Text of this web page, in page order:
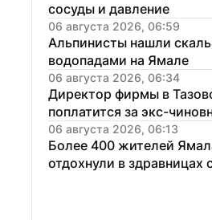
сосуды и давление
06 августа 2026, 06:59
Альпинисты нашли
водопадами на Ямале
06 августа 2026, 06:34
Директор фирмы в
поплатится за экс-
06 августа 2026, 06:13
Более 400 жителей
отдохнули в здравницах